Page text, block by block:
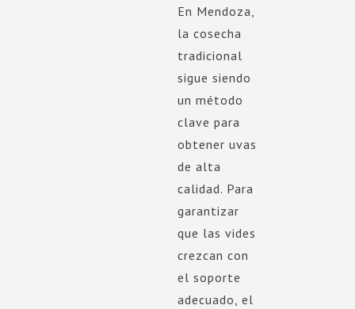
En Mendoza,
la cosecha
tradicional
sigue siendo
un método
clave para
obtener uvas
de alta
calidad. Para
garantizar
que las vides
crezcan con
el soporte
adecuado, el